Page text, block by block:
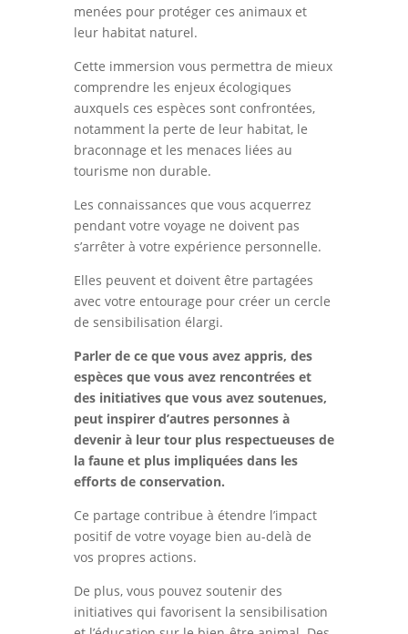
menées pour protéger ces animaux et
leur habitat naturel.
Cette immersion vous permettra de mieux
comprendre les enjeux écologiques
auxquels ces espèces sont confrontées,
notamment la perte de leur habitat, le
braconnage et les menaces liées au
tourisme non durable.
Les connaissances que vous acquerrez
pendant votre voyage ne doivent pas
s’arrêter à votre expérience personnelle.
Elles peuvent et doivent être partagées
avec votre entourage pour créer un cercle
de sensibilisation élargi.
Parler de ce que vous avez appris, des
espèces que vous avez rencontrées et
des initiatives que vous avez soutenues,
peut inspirer d’autres personnes à
devenir à leur tour plus respectueuses de
la faune et plus impliquées dans les
efforts de conservation.
Ce partage contribue à étendre l’impact
positif de votre voyage bien au-delà de
vos propres actions.
De plus, vous pouvez soutenir des
initiatives qui favorisent la sensibilisation